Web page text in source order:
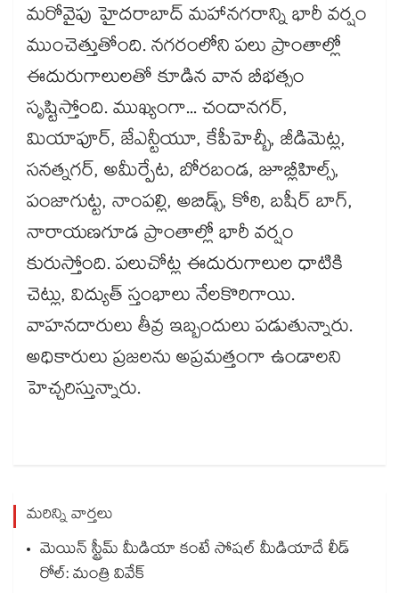
మరోవైపు హైదరాబాద్ మహానగరాన్ని భారీ వర్షం
ముంచెత్తుతోంది. నగరంలోని పలు ప్రాంతాల్లో
ఈదురుగాలులతో కూడిన వాన బీభత్సం
సృష్టిస్తోంది. ముఖ్యంగా... చందానగర్,
మియాపూర్, జేఎన్టీయూ, కేపీహెచ్బీ, జీడిమెట్ల,
సనత్నగర్, అమీర్పేట, బోరబండ, జూబ్లీహిల్స్,
పంజాగుట్ట, నాంపల్లి, అబిడ్స్, కోఠి, బషీర్ బాగ్,
నారాయణగూడ ప్రాంతాల్లో భారీ వర్షం
కురుస్తోంది. పలుచోట్ల ఈదురుగాలుల ధాటికి
చెట్లు, విద్యుత్ స్తంభాలు నేలకొరిగాయి.
వాహనదారులు తీవ్ర ఇబ్బందులు పడుతున్నారు.
అధికారులు ప్రజలను అప్రమత్తంగా ఉండాలని
హెచ్చరిస్తున్నారు.
మరిన్ని వార్తలు
మెయిన్ స్ట్రీమ్ మీడియా కంటే సోషల్ మీడియాదే లీడ్
రోల్: మంత్రి వివేక్